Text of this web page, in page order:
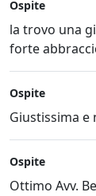
Ospite
la trovo una
forte
Ospite
Giustissima e
Ospite
Ottimo Avv.